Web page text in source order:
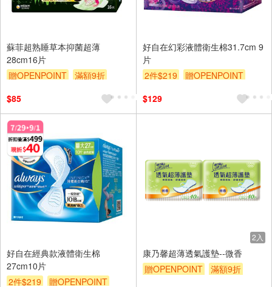
蘇菲超熟睡草本抑菌超薄
28cm16片
贈OPENPOINT
滿額9折
$85
好自在幻彩液體衛生棉31.7cm 9
片
2件$219
贈OPENPOINT
$129
好自在經典款液體衛生棉
27cm10片
2件$219
贈OPENPOINT
2入
康乃馨超薄透氣護墊--微香
贈OPENPOINT
滿額9折